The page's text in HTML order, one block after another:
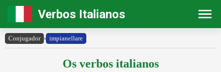
Verbos Italianos
Conjugador › impianellare
Os verbos italianos